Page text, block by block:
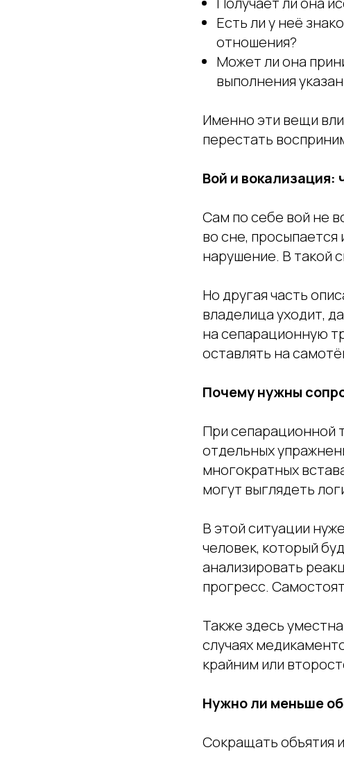
Есть ли у неё
отношения?
Может ли она
выполнения
Именно эти вещи
перестать
Вой и вокализация:
Сам по себе вой не
во сне,
нарушение. В такой
Но другая часть
владелица уходит,
на сепарационную
оставлять на
Почему нужны
При сепарационной
отдельных
многократных
могут выглядеть
В этой ситуации
человек, который
анализировать
прогресс.
Также здесь
случаях
крайним или
Нужно ли меньше
Сокращать объятия